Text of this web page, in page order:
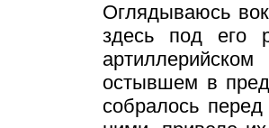
Оглядываюсь
здесь под его
остывшем в
собралось